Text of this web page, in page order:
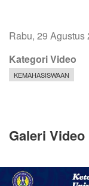
Rabu, 29 Agustus
Kategori Video
KEMAHASISWAAN
Galeri Video